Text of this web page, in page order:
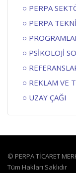
PERPA
PERPA
PSİKOLOJİ
REKLAM VE
UZAY ÇAĞI
© PERPA TİCARET
Tüm Hakları Saklıdır